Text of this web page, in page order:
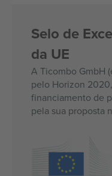
Selo de
da UE
A Ticombo GmbH
pelo Horizon
financiamento de
pela sua proposta